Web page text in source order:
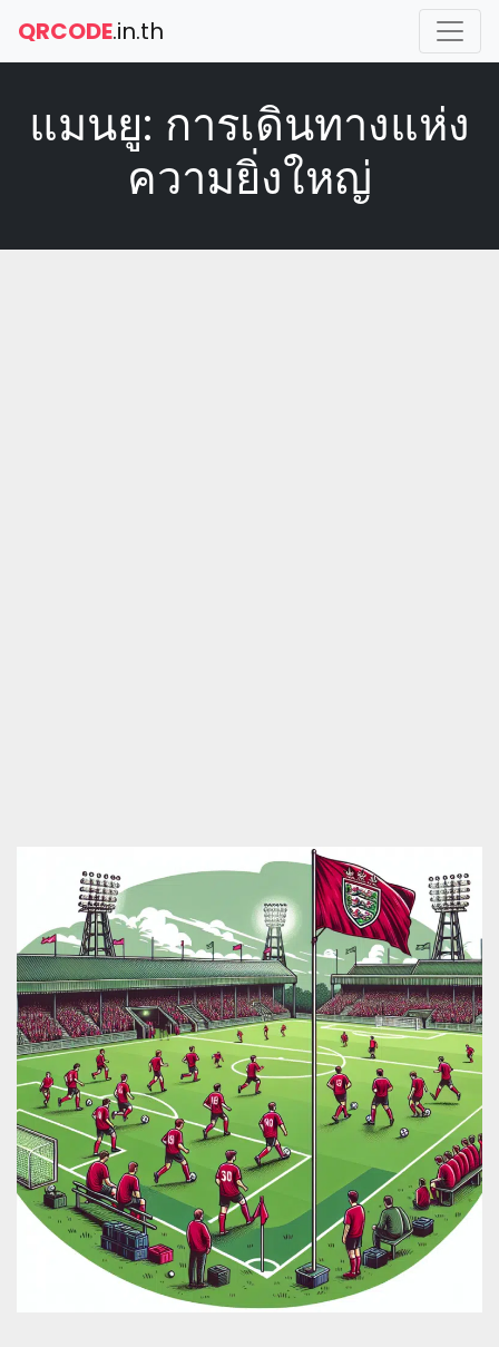
QRCODE.in.th
แมนยู: การเดินทางแห่ง
ความยิ่งใหญ่